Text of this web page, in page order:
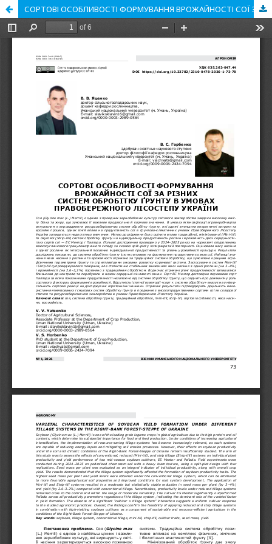
СОРТОВІ ОСОБЛИВОСТІ ФОРМУВАННЯ ВРОЖАЙНОСТІ СОЇ ЗА РІЗНИХ СИСТЕМ ОБРОБІТКУ ҐРУНТУ В УМОВАХ ПРАВОБЕРЕЖНОГО ЛІСОСТЕПУ УКРАЇНИ